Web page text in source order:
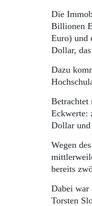
Die
Billionen
Euro) und
Dollar,
Dazu
Betrachtet
Eckwerte:
Dollar
Wegen
bereits
Dabei war
Torsten